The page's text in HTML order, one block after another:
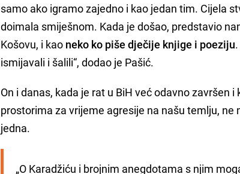
samo ako igramo zajedno i kao jedan tim. Cijela
doimala smiješnom. Kada je došao, predstavio
Košovu, i kao neko ko piše dječije knjige i poeziju
ismijavali i šalili“, dodao je Pašić.
On i danas, kada je rat u BiH već odavno završen
prostorima za vrijeme agresije na našu temlju,
jedna.
„O Karadžiću i brojnim anegdotama s njim